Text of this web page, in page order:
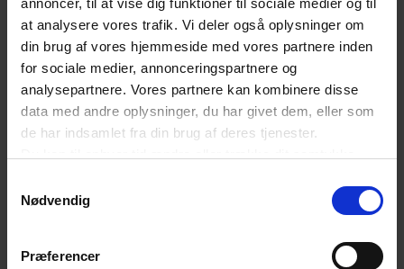
annoncer, til at vise dig funktioner til sociale medier og til
at analysere vores trafik. Vi deler også oplysninger om
din brug af vores hjemmeside med vores partnere inden
for sociale medier, annonceringspartnere og
analysepartnere. Vores partnere kan kombinere disse
data med andre oplysninger, du har givet dem, eller som
de har indsamlet fra din brug af deres tjenester.
hjørne på websitet.
Nødvendig
Præferencer
overførsel af ferie, at arbejdsgiveren godkender
ferieoverførslen, og at der indgås en skriftlig
aftale med medarbejderen senest ved
ferieafholdelsesperiodens udløb den 31.
december.
Risiko for bøde ved overtrædelse
ferieoverførsel/kontant udbetaling, og/eller